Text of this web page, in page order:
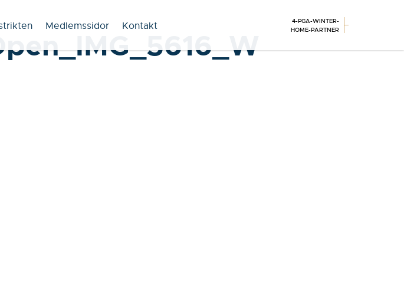
Medlemssidor Kontakt
4-PGA-WINTER-
HOME-PARTNER